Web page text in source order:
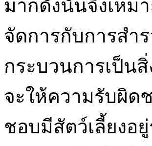
มากดังนั้นจึงเห
จัดการกับการสำ
กระบวนการเป็น
จะให้ความรับผิด
ชอบมีสัตว์เลี้ยงอ